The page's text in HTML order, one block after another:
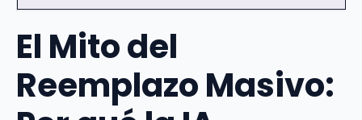
El Mito del
Reemplazo Masivo: